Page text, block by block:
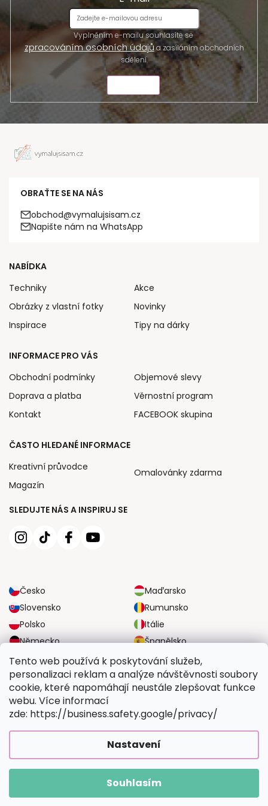
Tento web používá k poskytování služeb,
personalizaci reklam a analýze návštěvnosti soubory
cookie, které napomáhají neustále zlepšovat funkce
webu. Více informací
zde: https://business.safety.google/privacy/
Nastavení
Souhlasím
Vyplněním e-mailu souhlasíte se
zpracováním osobních údajůa zasíláním obchodních
sdělení.
OBRAŤTE SE NA NÁS
obchod@vymalujsisam.cz
Napište nám na WhatsApp
SLEDUJTE NÁS A INSPIRUJ SE
Česko
Maďarsko
Slovensko
Rumunsko
Polsko
Itálie
Německo
Španělsko
Velká Británie
Rakousko
NABÍDKA
Techniky
Obrázky z vlastní fotky
Inspirace
Akce
Novinky
Tipy na dárky
INFORMACE PRO VÁS
Obchodní podmínky
Doprava a platba
Kontakt
Objemové slevy
Věrnostní program
FACEBOOK skupina
ČASTO HLEDANÉ INFORMACE
Kreativní průvodce
Magazín
Omalovánky zdarma
SPOLEHLIVÉ MOŽNOSTI DOPRAVY
BEZPEČNÉ MOŽNOSTI PLATBY
Vytvořil Shoptet Premium|UpraviloFV STUDIO
Vymalujsisam.cz. Všechna práva vyhrazena.